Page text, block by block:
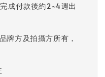
成付款後約2~4週出
牌方及拍攝方所有，